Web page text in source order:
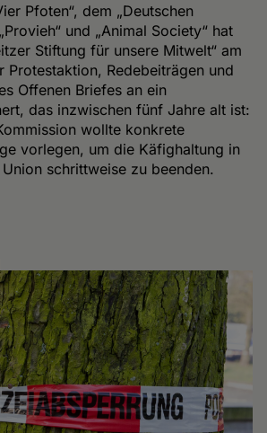
Pfoten“, dem „Deutschen
und „Animal Society“ hat
Stiftung für unsere Mitwelt“ am
Protestaktion, Redebeiträgen und
Offenen Briefes an ein
das inzwischen fünf Jahre alt ist:
wollte konkrete
vorlegen, um die Käfighaltung in
schrittweise zu beenden.